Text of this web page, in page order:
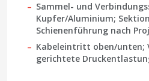
Sammel- und
Kupfer/Aluminium;
Schienenführung nach
Kabeleintritt oben/unten;
gerichtete